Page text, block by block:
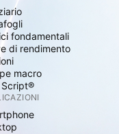
fondamentali
di rendimento
macro
Script®